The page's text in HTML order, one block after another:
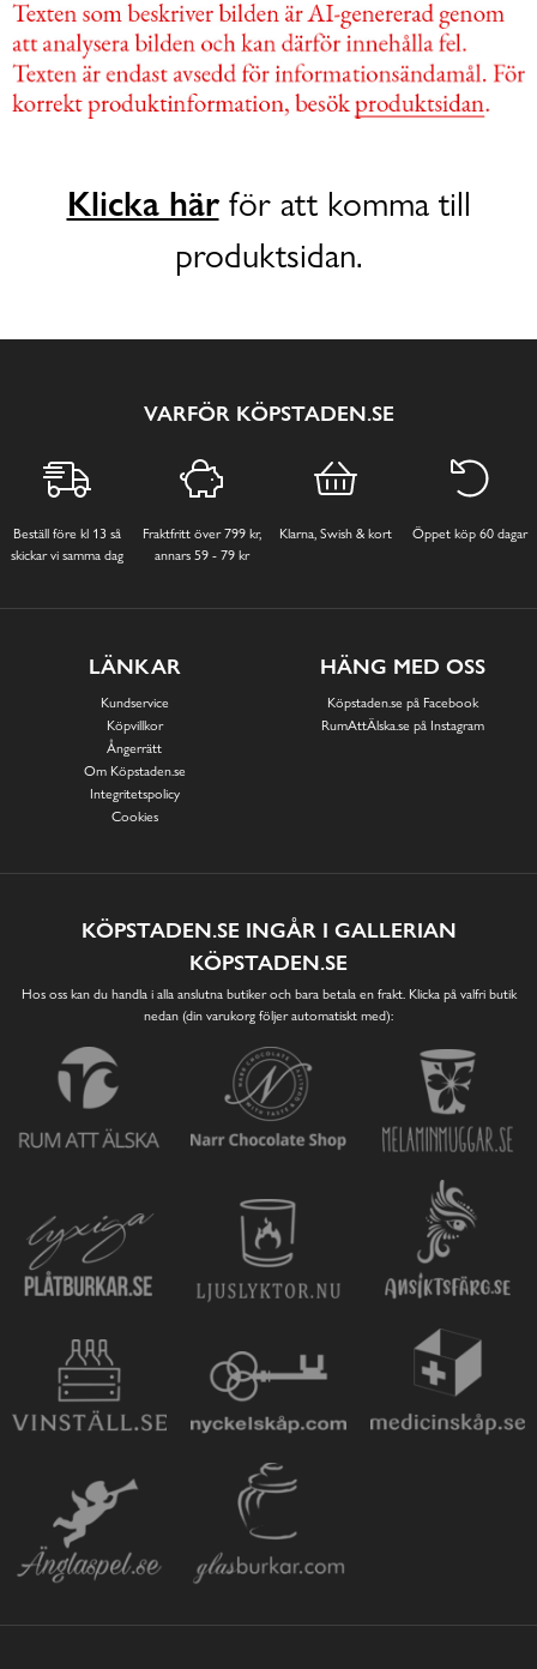
Klicka härför att komma till
produktsidan.
VARFÖR KÖPSTADEN.SE
Beställ före kl 13 så
skickar vi samma dag
Fraktfritt över 799 kr,
annars 59 - 79 kr
Klarna, Swish & kort Öppet köp 60 dagar
LÄNKAR
Kundservice
Köpvillkor
Ångerrätt
Om Köpstaden.se
Integritetspolicy
Cookies
HÄNG MED OSS
Köpstaden.se på Facebook
RumAttÄlska.se på Instagram
KÖPSTADEN.SE INGÅR I GALLERIAN
KÖPSTADEN.SE
Hos oss kan du handla i alla anslutna butiker och bara betala en frakt. Klicka på valfri butik
nedan (din varukorg följer automatiskt med):